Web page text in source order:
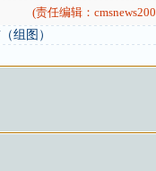
(责任编辑：
组图）